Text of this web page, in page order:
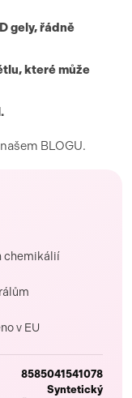
gely, řádně
které může
BLOGU.
chemikálií
v EU
8585041541078
Syntetický